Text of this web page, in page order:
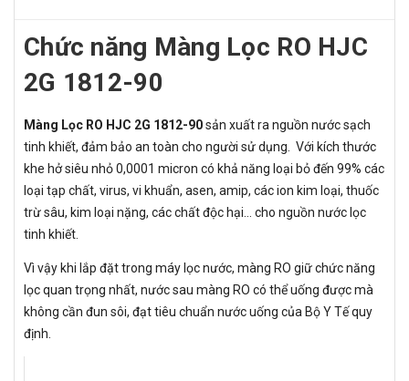
Chức năng Màng Lọc RO HJC
2G 1812-90
Màng Lọc RO HJC 2G 1812-90sản xuất ra nguồn nước sạch
tinh khiết, đảm bảo an toàn cho người sử dụng. Với kích thước
khe hở siêu nhỏ 0,0001 micron có khả năng loại bỏ đến 99% các
loại tạp chất, virus, vi khuẩn, asen, amip, các ion kim loại, thuốc
trừ sâu, kim loại nặng, các chất độc hại… cho nguồn nước lọc
tinh khiết.
Vì vậy khi lắp đặt trong máy lọc nước, màng RO giữ chức năng
lọc quan trọng nhất, nước sau màng RO có thể uống được mà
không cần đun sôi, đạt tiêu chuẩn nước uống của Bộ Y Tế quy
định.